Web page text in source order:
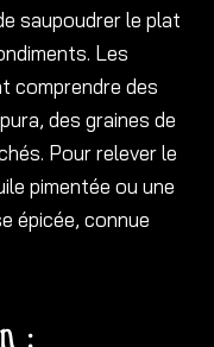
saupoudrer le plat
Les
comprendre des
des graines de
Pour relever le
pimentée ou une
épicée, connue
: